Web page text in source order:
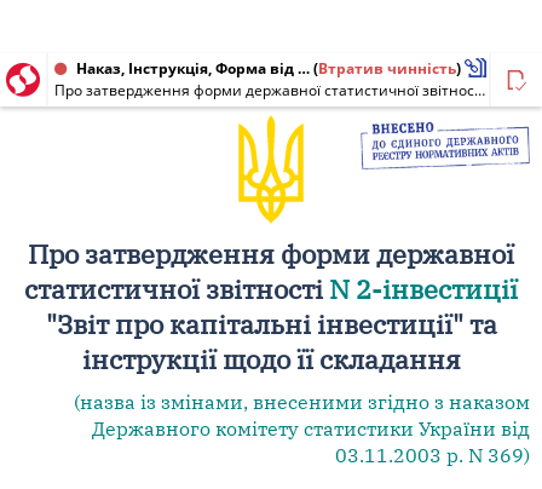
Наказ, Інструкція, Форма від 12.12.2001 № 491(Втратив чинність)
Про затвердження форми державної статистичної звітності N 2-інвестиції "Звіт про капітальні інвестиції" та інструкції щодо її складання